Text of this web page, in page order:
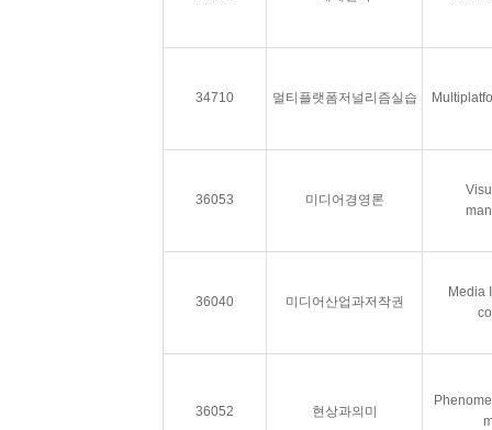
34710 멀티플랫폼저널리즘실습
36053 미디어경영론
36040 미디어산업과저작권
Media
36052 현상과의미